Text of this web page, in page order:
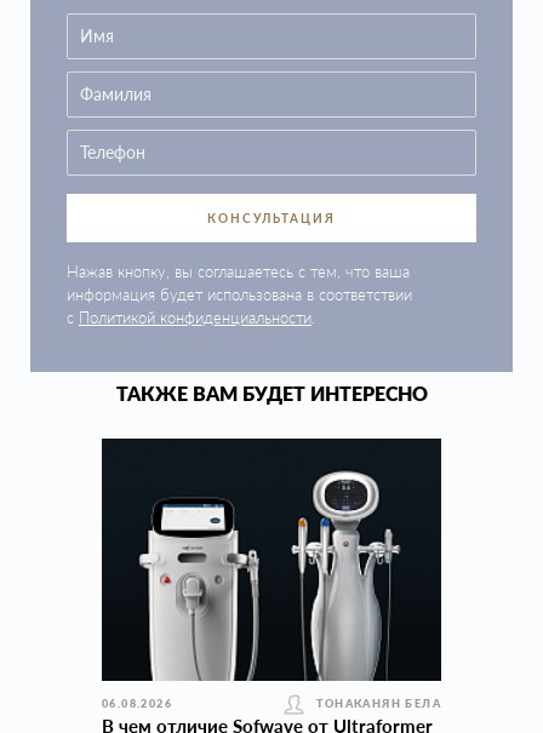
КОНСУЛЬТАЦИЯ
Нажав кнопку, вы соглашаетесь с тем, что ваша
информация будет использована в соответствии
с Политикой конфиденциальности
ТАКЖЕ ВАМ БУДЕТ ИНТЕРЕСНО
06.08.2026 ТОНАКАНЯН БЕЛА
В чем отличие Sofwave от Ultraformer